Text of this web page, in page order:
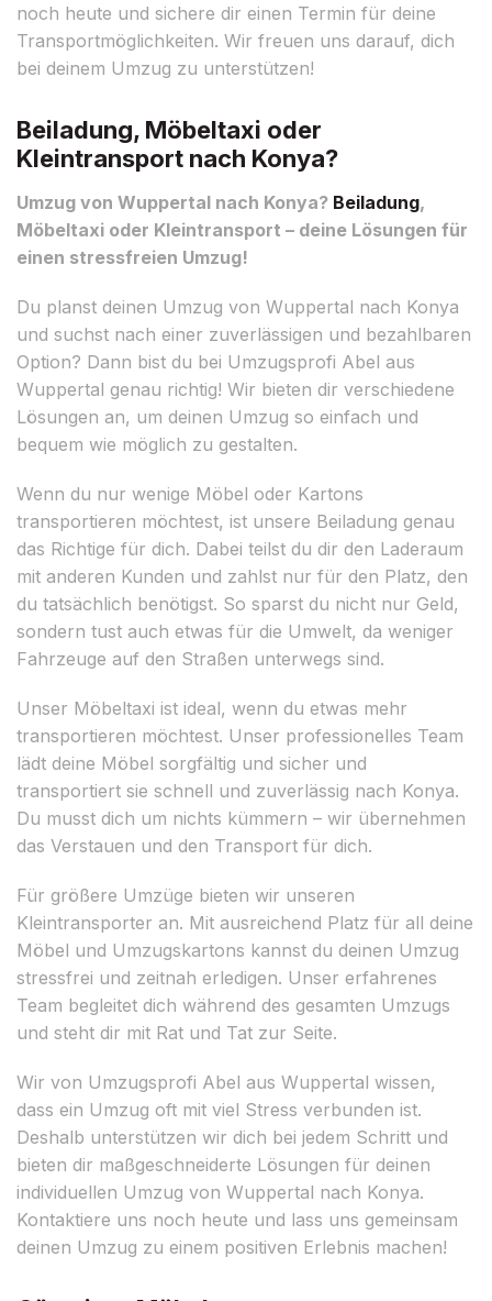
noch heute und sichere dir einen Termin für deine
Transportmöglichkeiten. Wir freuen uns darauf, dich
bei deinem Umzug zu unterstützen!
Beiladung, Möbeltaxi oder
Kleintransport nach Konya?
Umzug von Wuppertal nach Konya? Beiladung,
Möbeltaxi oder Kleintransport – deine Lösungen für
einen stressfreien Umzug!
Du planst deinen Umzug von Wuppertal nach Konya
und suchst nach einer zuverlässigen und bezahlbaren
Option? Dann bist du bei Umzugsprofi Abel aus
Wuppertal genau richtig! Wir bieten dir verschiedene
Lösungen an, um deinen Umzug so einfach und
bequem wie möglich zu gestalten.
Wenn du nur wenige Möbel oder Kartons
transportieren möchtest, ist unsere Beiladung genau
das Richtige für dich. Dabei teilst du dir den Laderaum
mit anderen Kunden und zahlst nur für den Platz, den
du tatsächlich benötigst. So sparst du nicht nur Geld,
sondern tust auch etwas für die Umwelt, da weniger
Fahrzeuge auf den Straßen unterwegs sind.
Unser Möbeltaxi ist ideal, wenn du etwas mehr
transportieren möchtest. Unser professionelles Team
lädt deine Möbel sorgfältig und sicher und
transportiert sie schnell und zuverlässig nach Konya.
Du musst dich um nichts kümmern – wir übernehmen
das Verstauen und den Transport für dich.
Für größere Umzüge bieten wir unseren
Kleintransporter an. Mit ausreichend Platz für all deine
Möbel und Umzugskartons kannst du deinen Umzug
stressfrei und zeitnah erledigen. Unser erfahrenes
Team begleitet dich während des gesamten Umzugs
und steht dir mit Rat und Tat zur Seite.
Wir von Umzugsprofi Abel aus Wuppertal wissen,
dass ein Umzug oft mit viel Stress verbunden ist.
Deshalb unterstützen wir dich bei jedem Schritt und
bieten dir maßgeschneiderte Lösungen für deinen
individuellen Umzug von Wuppertal nach Konya.
Kontaktiere uns noch heute und lass uns gemeinsam
deinen Umzug zu einem positiven Erlebnis machen!